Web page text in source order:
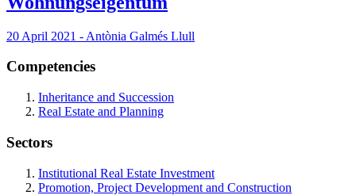
20 April 2021 - Antònia Galmés Llull
Competencies
Inheritance and Succession
Real Estate and Planning
Sectors
Institutional Real Estate Investment
Promotion, Project Development and Construction